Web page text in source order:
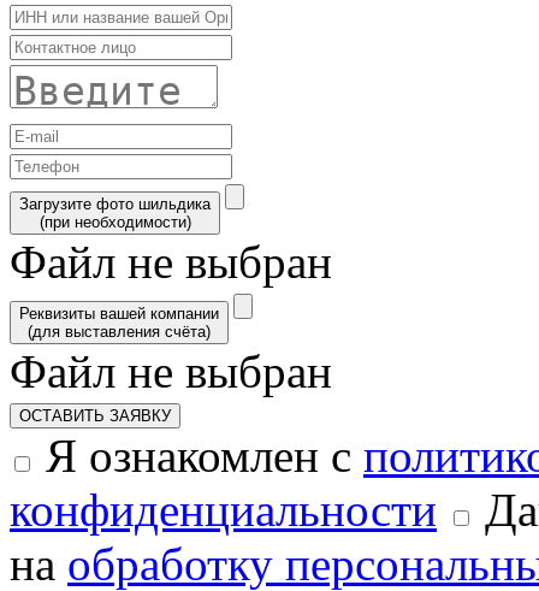
Загрузите фото шильдика
(при необходимости)
Файл не выбран
Реквизиты вашей компании
(для выставления счёта)
Файл не выбран
ОСТАВИТЬ ЗАЯВКУ
Я ознакомлен с
конфиденциальности
на обработку